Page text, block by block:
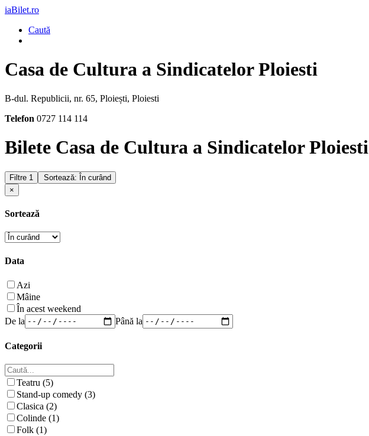
iaBilet.ro
Caută
Casa de Cultura a Sindicatelor Ploiesti
B-dul. Republicii, nr. 65, Ploiești, Ploiesti
Telefon 0727 114 114
Bilete Casa de Cultura a Sindicatelor Ploiesti
Filtre 1
Sortează: În curând
×
Sortează
Data
Azi
Mâine
În acest weekend
De la
Până la
Categorii
Teatru (5)
Stand-up comedy (3)
Clasica (2)
Colinde (1)
Folk (1)